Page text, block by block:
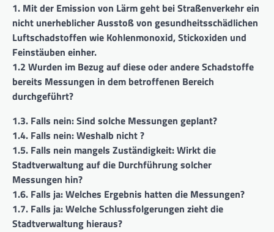
1. Mit der Emission von Lärm geht bei Straßenverkehr ein
nicht unerheblicher Ausstoß von gesundheitsschädlichen
Luftschadstoffen wie Kohlenmonoxid, Stickoxiden und
Feinstäuben einher.
1.2 Wurden im Bezug auf diese oder andere Schadstoffe
bereits Messungen in dem betroffenen Bereich
durchgeführt?
1.3. Falls nein: Sind solche Messungen geplant?
1.4. Falls nein: Weshalb nicht ?
1.5. Falls nein mangels Zuständigkeit: Wirkt die
Stadtverwaltung auf die Durchführung solcher
Messungen hin?
1.6. Falls ja: Welches Ergebnis hatten die Messungen?
1.7. Falls ja: Welche Schlussfolgerungen zieht die
Stadtverwaltung hieraus?